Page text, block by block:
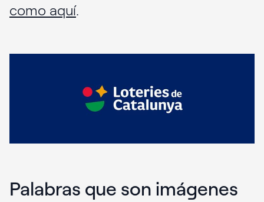
como aquí.
Palabras que son imágenes